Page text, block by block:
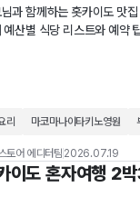
과 함께하는 홋카이도 맛
예산별 식당 리스트와 예약
리 마코마나이타키노영원
토어 에디터팀 2026.07.19
이도 혼자여행 2